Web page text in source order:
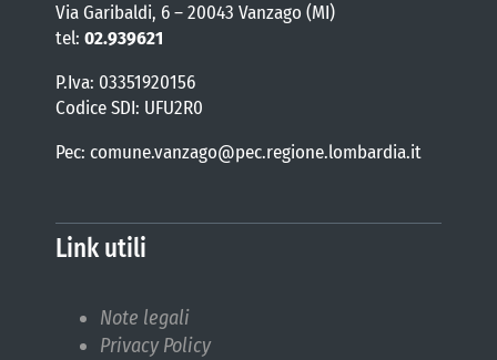
Via Garibaldi, 6 – 20043 Vanzago (MI)
tel: 02.939621
P.Iva: 03351920156
Codice SDI: UFU2R0
Pec: comune.vanzago@pec.regione.lombardia.it
Link utili
Note legali
Privacy Policy